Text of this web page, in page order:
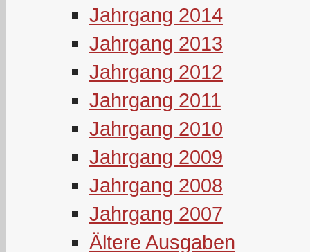
Jahrgang 2014
Jahrgang 2013
Jahrgang 2012
Jahrgang 2011
Jahrgang 2010
Jahrgang 2009
Jahrgang 2008
Jahrgang 2007
Ältere Ausgaben